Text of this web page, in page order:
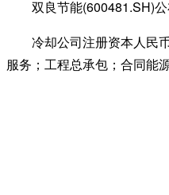
双良节能(600481.SH)公
冷却公司注册资本人民币
服务；工程总承包；合同能